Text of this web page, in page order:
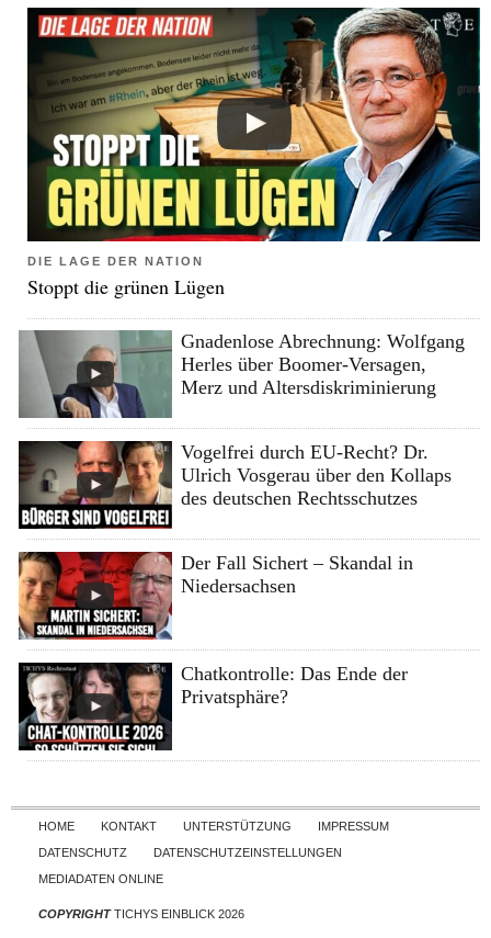
DIE LAGE DER NATION
Stoppt die grünen Lügen
Gnadenlose Abrechnung: Wolfgang
Herles über Boomer-Versagen,
Merz und Altersdiskriminierung
Vogelfrei durch EU-Recht? Dr.
Ulrich Vosgerau über den Kollaps
des deutschen Rechtsschutzes
Der Fall Sichert – Skandal in
Niedersachsen
Chatkontrolle: Das Ende der
Privatsphäre?
Skip to content
HOME KONTAKT UNTERSTÜTZUNG
IMPRESSUM
DATENSCHUTZ
DATENSCHUTZEINSTELLUNGEN
MEDIADATEN ONLINE
COPYRIGHTTICHYS EINBLICK 2026